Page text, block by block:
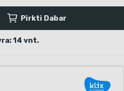
Pirkti Dabar
14 vnt.